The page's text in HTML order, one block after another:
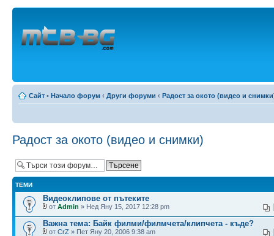
Сайт • Начало форум ‹ Други форуми ‹ Радост за окото (видео и
Радост за окото (видео и снимки)
ТЕМИ
Видеоклипове от пътеките
от Admin » Нед Яну 15, 2017 12:28 pm
Важна тема: Байк филми/филмчета/клипчета - къде?
от CrZ » Пет Яну 20, 2006 9:38 am